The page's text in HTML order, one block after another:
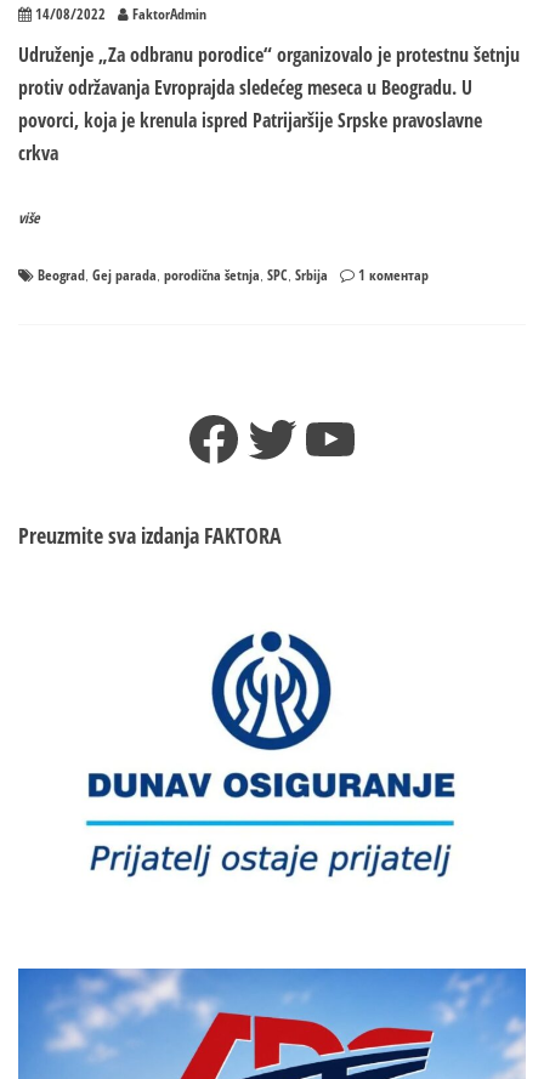
14/08/2022 FaktorAdmin
Udruženje „Za odbranu porodice“ organizovalo je protestnu šetnju
protiv održavanja Evroprajda sledećeg meseca u Beogradu. U
povorci, koja je krenula ispred Patrijaršije Srpske pravoslavne
crkva
više
Beograd Gej parada porodična šetnja SPC Srbija 1 коментарна
Facebook
TwitterYouTube
Preuzmite sva izdanja FAKTORA